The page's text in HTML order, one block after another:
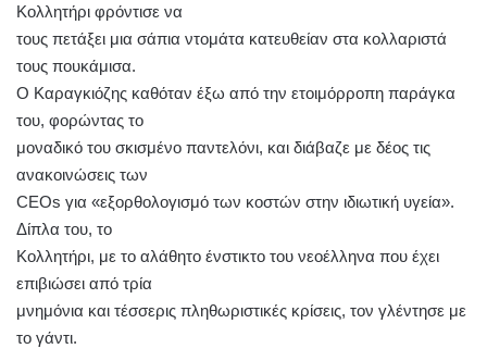
Κολλητήρι φρόντισε να
τους πετάξει μια σάπια ντομάτα κατευθείαν στα κολλαριστά
τους πουκάμισα.
Ο Καραγκιόζης καθόταν έξω από την ετοιμόρροπη παράγκα
του, φορώντας το
μοναδικό του σκισμένο παντελόνι, και διάβαζε με δέος τις
ανακοινώσεις των
CEOs για «εξορθολογισμό των κοστών στην ιδιωτική υγεία».
Δίπλα του, το
Κολλητήρι, με το αλάθητο ένστικτο του νεοέλληνα που έχει
επιβιώσει από τρία
μνημόνια και τέσσερις πληθωριστικές κρίσεις, τον γλέντησε με
το γάντι.